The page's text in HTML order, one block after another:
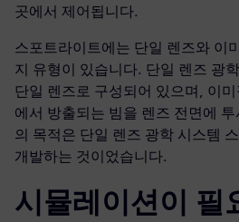
곳에서 제어됩니다.
스포트라이트에는 단일 렌즈와 이
지 유형이 있습니다. 단일 렌즈 광
단일 렌즈로 구성되어 있으며, 이
에서 방출되는 빔을 렌즈 전면에
의 목적은 단일 렌즈 광학 시스템
개발하는 것이었습니다.
시뮬레이션이 필